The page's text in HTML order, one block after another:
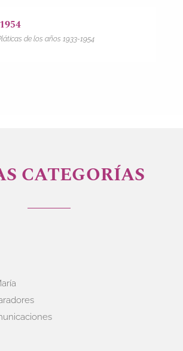
de los años 1933-1954
CATEGORÍAS